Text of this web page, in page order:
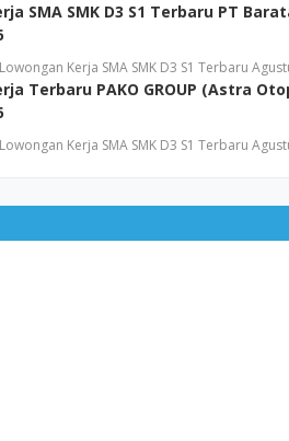
SMA SMK D3 S1 Terbaru PT
Kerja SMA SMK D3 S1 Terbaru
Terbaru PAKO GROUP (Astra
Kerja SMA SMK D3 S1 Terbaru